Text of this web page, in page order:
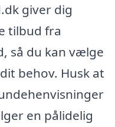
giver dig
tilbud fra
så du kan vælge
behov. Husk at
en pålidelig